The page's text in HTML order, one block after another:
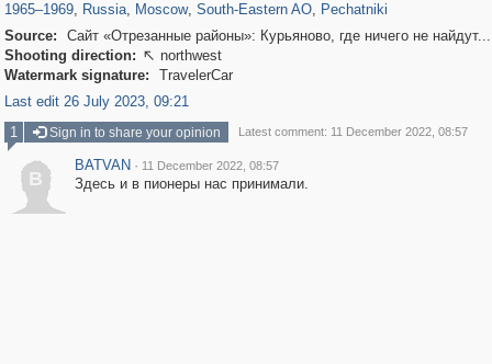
1965–1969, Russia, Moscow, South-Eastern AO, Pechatniki
Source:
Сайт «Отрезанные районы»: Курьяново, где ничего не
Shooting direction:  northwest
Watermark signature:
TravelerCar
Last edit 26 July 2023, 09:21
1
Sign in to share your opinion Latest comment: 11 December 2022, 08:57
B
BATVAN · 11 December 2022, 08:57
Здесь и в пионеры нас принимали.